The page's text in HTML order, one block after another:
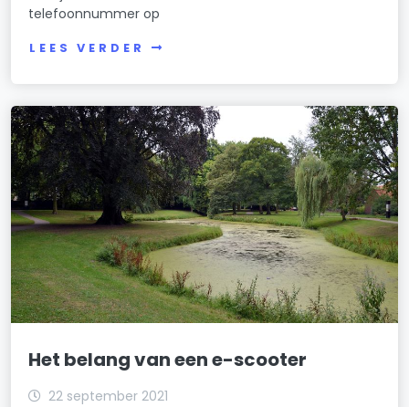
telefoonnummer op
LEES VERDER
Het belang van een e-scooter
22 september 2021